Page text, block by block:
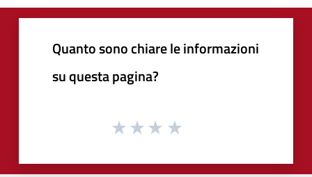
Quanto sono chiare le informazioni
su questa pagina?